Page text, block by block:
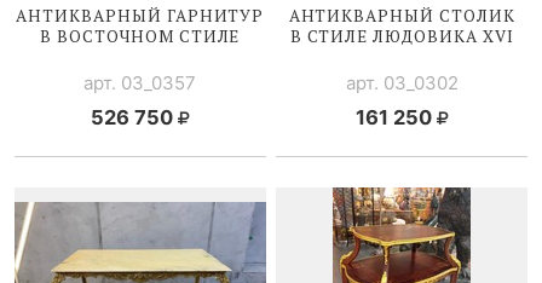
АНТИКВАРНЫЙ ГАРНИТУР
В ВОСТОЧНОМ СТИЛЕ
арт. 03_0357
526 750
АНТИКВАРНЫЙ СТОЛИК
В СТИЛЕЛЮДОВИКА XVI
арт. 03_0302
161 250